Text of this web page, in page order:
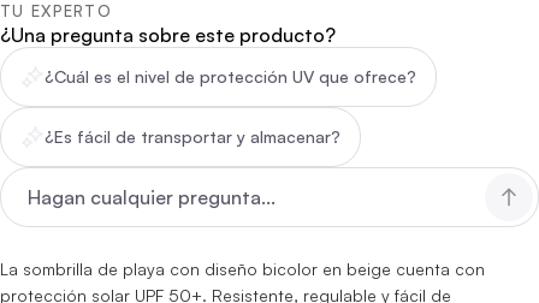
TU EXPERTO
¿Una pregunta sobre este producto?
¿Cuál es el nivel de protección UV que ofrece?
¿Es fácil de transportar y almacenar?
La sombrilla de playa con diseño bicolor en beige cuenta con
protección solar UPF 50+. Resistente, regulable y fácil de